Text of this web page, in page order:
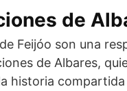
de
Feijóo son una
de Albares,
historia